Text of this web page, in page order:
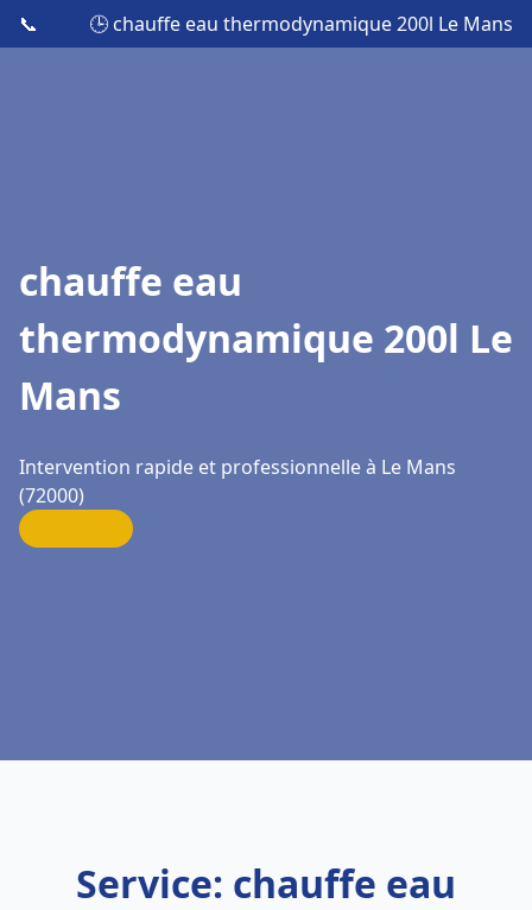
📞 🕒 chauffe eau thermodynamique 200l Le Mans
chauffe eau
thermodynamique 200l Le
Mans
Intervention rapide et professionnelle à Le Mans
(72000)
Service: chauffe eau